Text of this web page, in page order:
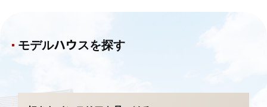
モデルハウスを探す